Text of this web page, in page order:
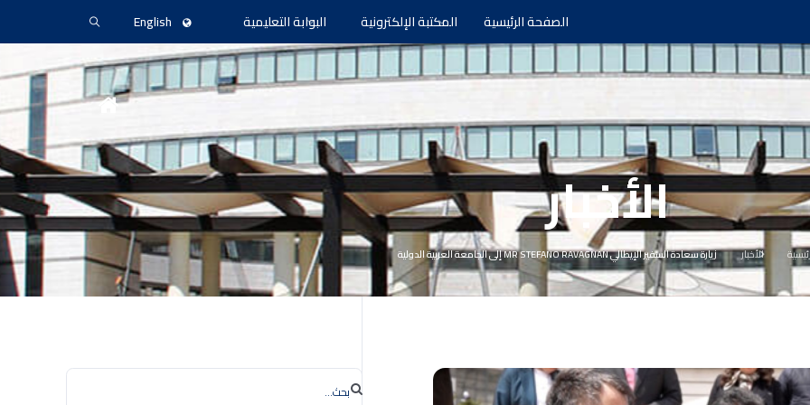
الصفحة الرئيسية المكتبة الإلكترونية البوابة التعليمية English
الأخبار
الأخبار زيارة سعادة السفير الإيطالي MR STEFANO RAVAGNAN إلى الجامعة العربية الدولية